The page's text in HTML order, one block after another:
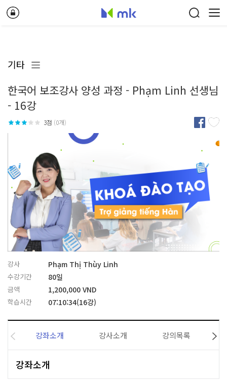
기타
한국어 보조강사 양성 과정 - Phạm Linh 선생님
- 16강
3점 (0개)
강사 Phạm Thị Thùy Linh
수강기간 80일
금액 1,200,000 VND
학습시간 07:10:34(16강)
강좌소개 강사소개 강의목록
강좌소개